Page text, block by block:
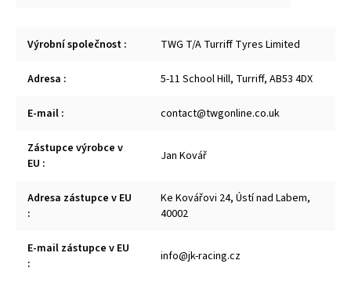
Výrobní společnost : TWG T/A Turriff Tyres Limited
Adresa : 5-11 School Hill, Turriff, AB53 4DX
E-mail : contact@twgonline.co.uk
Zástupce výrobce v
EU : Jan Kovář
Adresa zástupce v EU
:
Ke Kovářovi 24, Ústí nad Labem,
40002
E-mail zástupce v EU
:
info@jk-racing.cz